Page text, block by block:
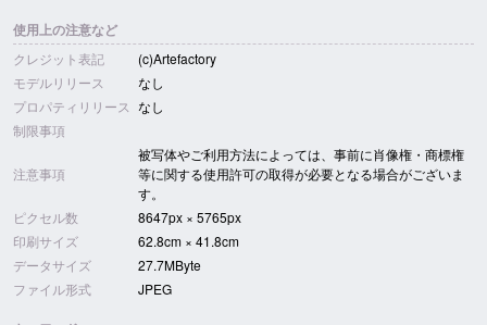
使用上の注意など
クレジット表記
(c)Artefactory
モデルリリース
なし
プロパティリリース なし
制限事項
注意事項
被写体やご利用方法によっては、事前に肖像権・商標権
等に関する使用許可の取得が必要となる場合がございま
す。
ピクセル数
8647px × 5765px
印刷サイズ
62.8cm × 41.8cm
データサイズ
27.7MByte
ファイル形式
JPEG